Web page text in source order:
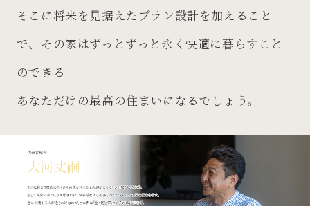
そこに将来を見据えたプラン設計を加えること
で、その家はずっとずっと永く快適に暮らすこと
のできる
あなただけの最高の住まいになるでしょう。